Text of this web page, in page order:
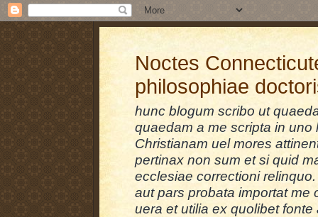
Noctes
philosophiae
hunc blogum scribo ut
quaedam a me scripta in
Christianam uel mores
pertinax non sum et si quid
ecclesiae correctioni
aut pars probata importat me
uera et utilia ex quolibet fonte